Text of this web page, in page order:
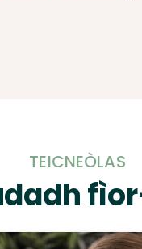
TEICNEÒLAS